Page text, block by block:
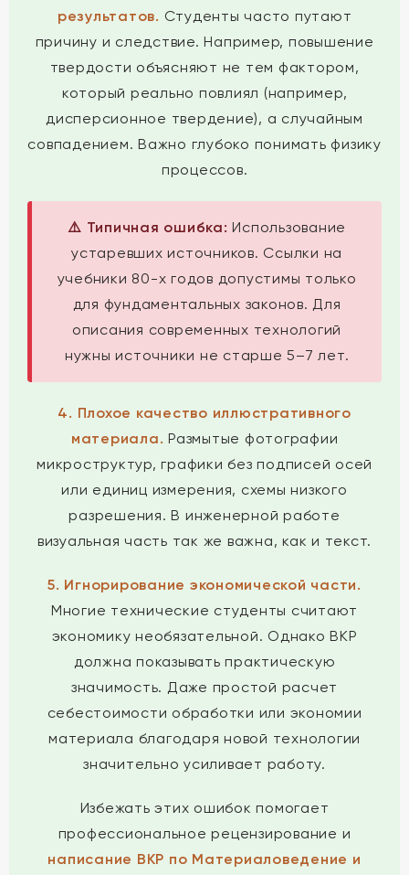
результатов. Студенты часто путают
причину и следствие. Например, повышение
твердости объясняют не тем фактором,
который реально повлиял (например,
дисперсионное твердение), а случайным
совпадением. Важно глубоко понимать физику
процессов.
⚠️ Типичная ошибка: Использование
устаревших источников. Ссылки на
учебники 80-х годов допустимы только
для фундаментальных законов. Для
описания современных технологий
нужны источники не старше 5–7 лет.
4. Плохое качество иллюстративного
материала. Размытые фотографии
микроструктур, графики без подписей осей
или единиц измерения, схемы низкого
разрешения. В инженерной работе
визуальная часть так же важна, как и текст.
5. Игнорирование экономической части.
Многие технические студенты считают
экономику необязательной. Однако ВКР
должна показывать практическую
значимость. Даже простой расчет
себестоимости обработки или экономии
материала благодаря новой технологии
значительно усиливает работу.
Избежать этих ошибок помогает
профессиональное рецензирование и
написание ВКР по Материаловедение и